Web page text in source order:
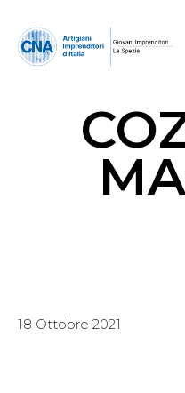
18 Ottobre 2021